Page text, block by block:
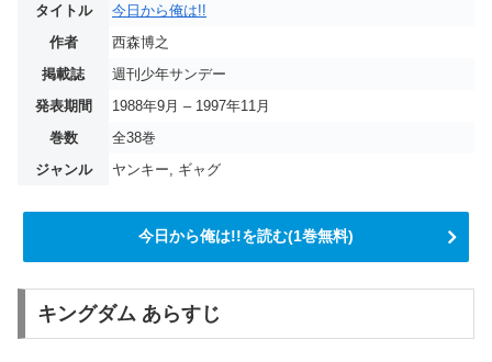
タイトル
今日から俺は!!
作者
西森博之
掲載誌
週刊少年サンデー
発表期間
1988年9月 – 1997年11月
巻数
全38巻
ジャンル
ヤンキー, ギャグ
今日から俺は!!を読む(1巻無料)
キングダム あらすじ